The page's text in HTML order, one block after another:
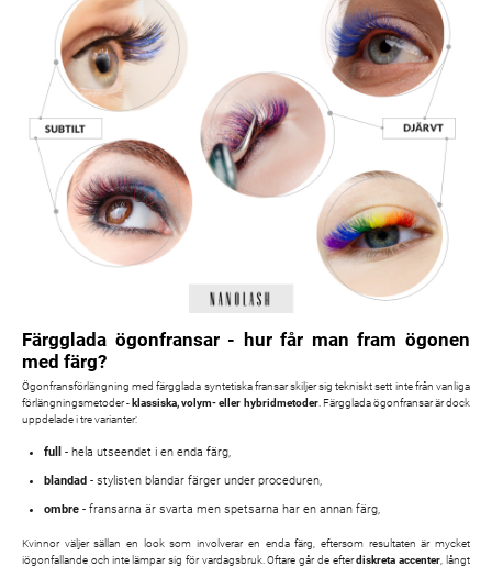
Färgglada ögonfransar - hur får man fram ögonen
med färg?
Ögonfransförlängning med färgglada syntetiska fransar skiljer sig tekniskt sett inte från vanliga
förlängningsmetoder - klassiska, volym- eller hybridmetoder. Färgglada ögonfransar är dock
uppdelade i tre varianter:
full
- hela utseendet i en enda färg,
blandad - stylisten blandar färger under proceduren,
ombre - fransarna är svarta men spetsarna har en annan färg,
Kvinnor väljer sällan en look som involverar en enda färg, eftersom resultaten är mycket
iögonfallande och inte lämpar sig för vardagsbruk. Oftare går de efterdiskreta accenter , långt